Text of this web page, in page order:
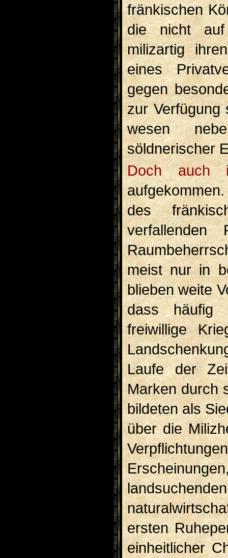
fränkischen
die nicht auf
milizartig
eines
gegen
zur
wesen
söldnerischer
Doch auch im Volksmilizheere selbst war er
des
verfallenden
meist nur in
blieben weite
dass häufig
freiwillige
Laufe der
Marken durch
bildeten als
über die
ersten
einheitlicher